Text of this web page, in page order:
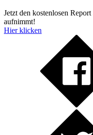
Jetzt den kostenlosen
aufnimmt!
Hier klicken